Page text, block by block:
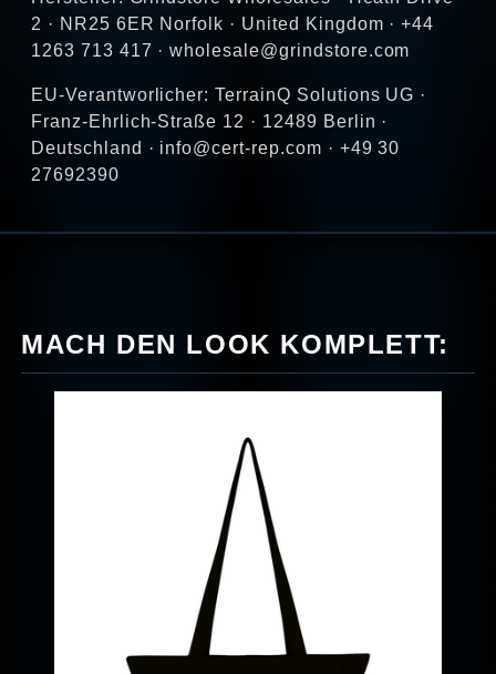
2 · NR25 6ER Norfolk · United Kingdom · +44
1263 713 417 · wholesale@grindstore.com
EU-Verantworlicher: TerrainQ Solutions UG ·
Franz-Ehrlich-Straße 12 · 12489 Berlin ·
Deutschland · info@cert-rep.com · +49 30
27692390
MACH DEN LOOK KOMPLETT: